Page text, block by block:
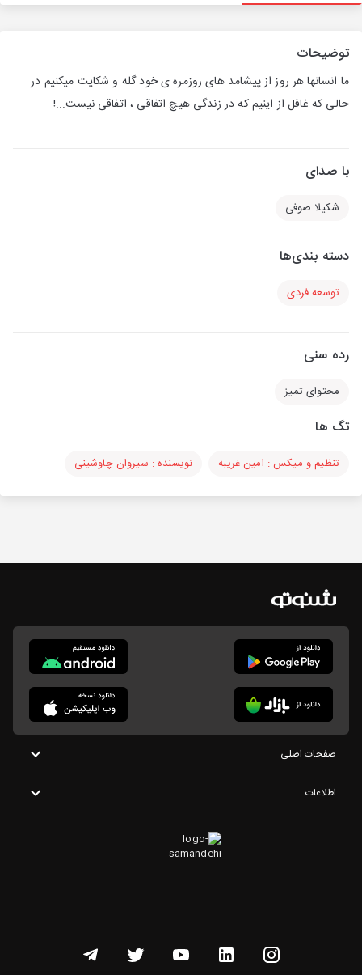
توضیحات
ما انسانها هر روز از پیشامد های روزمره ی خود گله و شکایت میکنیم در
حالی که غافل از اینیم که در زندگی هیچ اتفاقی ، اتفاقی نیست...!
با صدای
شکیلا صوفی
دسته بندی‌ها
توسعه فردی
رده سنی
محتوای تمیز
تگ ها
تنظیم و میکس : امین غریبه نویسنده : سیروان چاوشینی
صفحات اصلی
اطلاعات